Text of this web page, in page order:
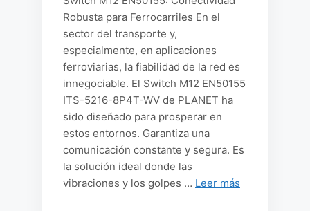
Robusta para Ferrocarriles En el
sector del transporte y,
especialmente, en aplicaciones
ferroviarias, la fiabilidad de la red es
innegociable. El Switch M12 EN50155
ITS-5216-8P4T-WV de PLANET ha
sido diseñado para prosperar en
estos entornos. Garantiza una
comunicación constante y segura. Es
la solución ideal donde las
vibraciones y los golpes … Leer más